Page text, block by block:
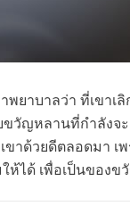
าบาลว่า ที่เขาเ
วัญหลานที่กำลังจ
ด้วยดีตลอดมา เพ
ห้ได้ เพื่อเป็นขอ